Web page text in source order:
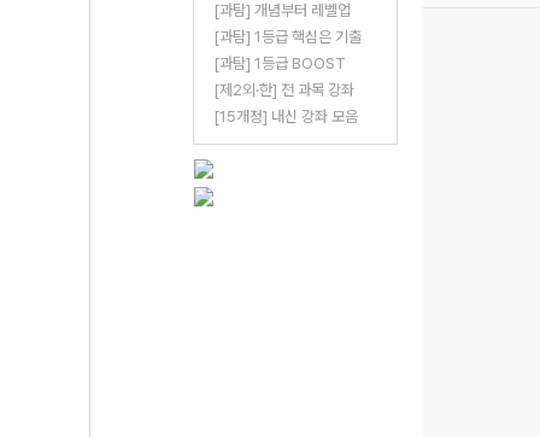
[과탐] 개념부터 레벨업
[과탐] 1등급 핵심은 기출
[과탐] 1등급 BOOST
[제2외·한] 전 과목 강좌
[15개정] 내신 강좌 모음